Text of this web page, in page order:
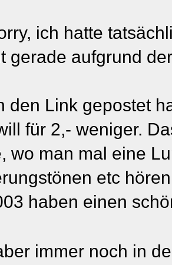
ich hatte
gerade aufgrund
den Link gepostet
für 2,- weniger.
wo man mal eine
etc
haben einen
immer noch in